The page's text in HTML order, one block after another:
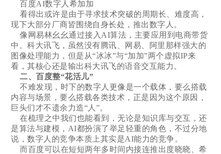
百度AI数字人希加加
看得出或许是由于寻求技术突破的周期长、难度高，
现下大部分厂商皆围绕自身长处，推出数字人。
像网易林幺幺通过接入AI算法，主要应用到电商带货
中。科大讯飞，虽然没有腾讯、网易、阿里那样强大的
图像处理能力，但是从“冰冰”与“加加”两个虚拟IP来
看，其核心还是输出科大讯飞的语音交互能力。
二、百度整“花活儿”
不难发现，时下的数字人更像是一个载体，要么搭载
内容与场景，要么搭载各类技术，正是因为这个原因，
巨头们才不遗余力造“人”。
在梳理之中我们也能看到，无论是知识库与交互，还
是算法与建模，AI都扮演了举足轻重的角色，不过分地
说，数字人的竞争本质上其实是AI能力的竞争。
而百度可以在短短两年多时间内接连推出度晓晓、希